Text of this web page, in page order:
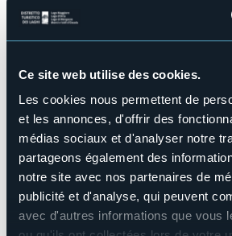
Ce site web utilise des cookies.
Les cookies nous permettent de
et les annonces, d'offrir des
médias sociaux et d'analyser notre
partageons également des
notre site avec nos partenaires de
publicité et d'analyse, qui peuvent
avec d'autres informations que vous
https://www.facebook.com/
Mo.Di Eventi & Città di Baveno
Lieu de l'événement
Parco di Villa Fedora
Téléphone
+39 0323 924632 Ufficio Turistico
E-mail
info@bavenoturismo.it
Site Internet
https://www.bavenoturismo.it/eventi/